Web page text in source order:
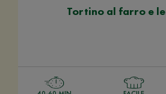
Tortino al farro e